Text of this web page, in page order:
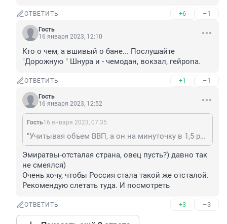
ОТВЕТИТЬ +6 –1
Гость
16 января 2023, 12:10
Кто о чем, а вшивый о бане... Послушайте
"Дорожную " Шнура и - чемодан, вокзал, гейропа.
ОТВЕТИТЬ +1 –1
Гость
16 января 2023, 12:52
Гость16 января 2023, 07:35
"Учитывая объем ВВП, а он на минуточку в 1,5 раза выше" - Это что? вы понимаете, о чём говорите? Объясняю, вы можете продать свою квартиру, потом продать дачу и т.д. потом почку и прочие свои органы, и в это время вы будете формально богатым . . . "буратоной", но в некоторый момент вам нечего будет продавать, а производить вы ничего не умеет, потому что бездарь и паразит, ЯСНО? Так же и государства, есть такие богатые , но отсталые в развитии, например , Эмираты. У вас уровень как у бедуина, но он хоть овец пасёт, а вы . . . ?
Эмиратвы-отсталая страна, овец пусть?) давно так
не смеялся)
Очень хочу, чтобы Россия стала такой же отсталой.
Рекомендую слетать туда. И посмотреть
ОТВЕТИТЬ +3 –3